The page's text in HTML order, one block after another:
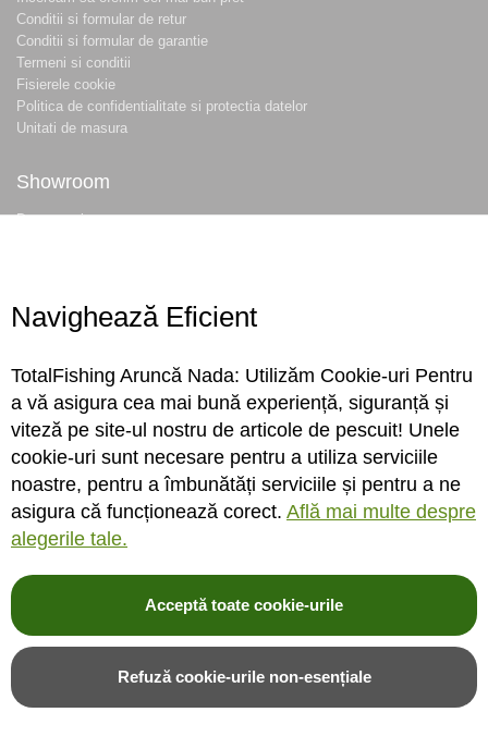
Conditii si formular de retur
Conditii si formular de garantie
Termeni si conditii
Fisierele cookie
Politica de confidentialitate si protectia datelor
Unitati de masura
Showroom
Despre noi
Conecteaza-te
Sa ne cunoastem mai bine. Vino alaturi de noi pe reteaua ta preferata. Te
asteptam cu stiri, surprize, concursuri, premii ...
© 2004-2026 TotalFishing SRL. Toate drepturile rezervate. Citititermeni si
fisiere cookie ,politica de confidentialitate si protectia datelor
* Pozele produselor sunt folosite cu acordul furnizorilor si sunt doar cu titlu de
Navighează Eficient
TotalFishing Aruncă Nada: Utilizăm Cookie-uri Pentru
a vă asigura cea mai bună experiență, siguranță și
viteză pe site-ul nostru de articole de pescuit! Unele
cookie-uri sunt necesare pentru a utiliza serviciile
noastre, pentru a îmbunătăți serviciile și pentru a ne
asigura că funcționează corect. Află mai multe despre
alegerile tale.
Acceptă toate cookie-urile
Refuză cookie-urile non-esențiale